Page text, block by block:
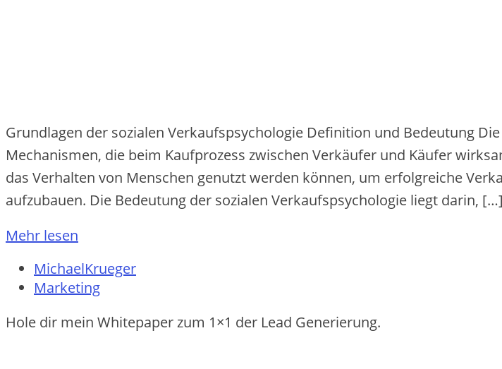
Grundlagen der sozialen Verkaufspsychologie Definition und Bedeutung
Mechanismen, die beim Kaufprozess zwischen Verkäufer und Käufer
das Verhalten von Menschen genutzt werden können, um erfolgreiche
aufzubauen. Die Bedeutung der sozialen Verkaufspsychologie liegt darin, […]
Mehr lesen
MichaelKrueger
Marketing
Hole dir mein Whitepaper zum 1×1 der Lead Generierung.